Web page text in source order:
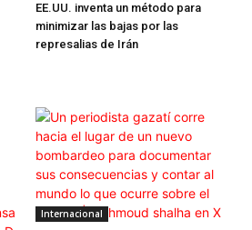
EE.UU. inventa un método para
minimizar las bajas por las
represalias de Irán
Internacional